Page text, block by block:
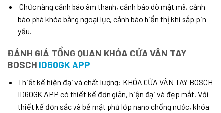
Chức năng cảnh báo âm thanh, cảnh báo dò mật mã, cảnh
báo phá khóa bằng ngoại lực, cảnh báo hiển thị khi sắp pin
yếu.
ĐÁNH GIÁ TỔNG QUAN KHÓA CỬA VÂN TAY
BOSCH ID60GK APP
Thiết kế hiện đại và chất lượng: KHÓA CỬA VÂN TAY BOSCH
ID60GK APP có thiết kế đơn giản, hiện đại và đẹp mắt. Với
thiết kế đơn sắc và bề mặt phủ lớp nano chống nước, khóa